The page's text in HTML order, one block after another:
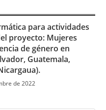
para actividades
proyecto: Mujeres
de género en
Guatemala,
de 2022